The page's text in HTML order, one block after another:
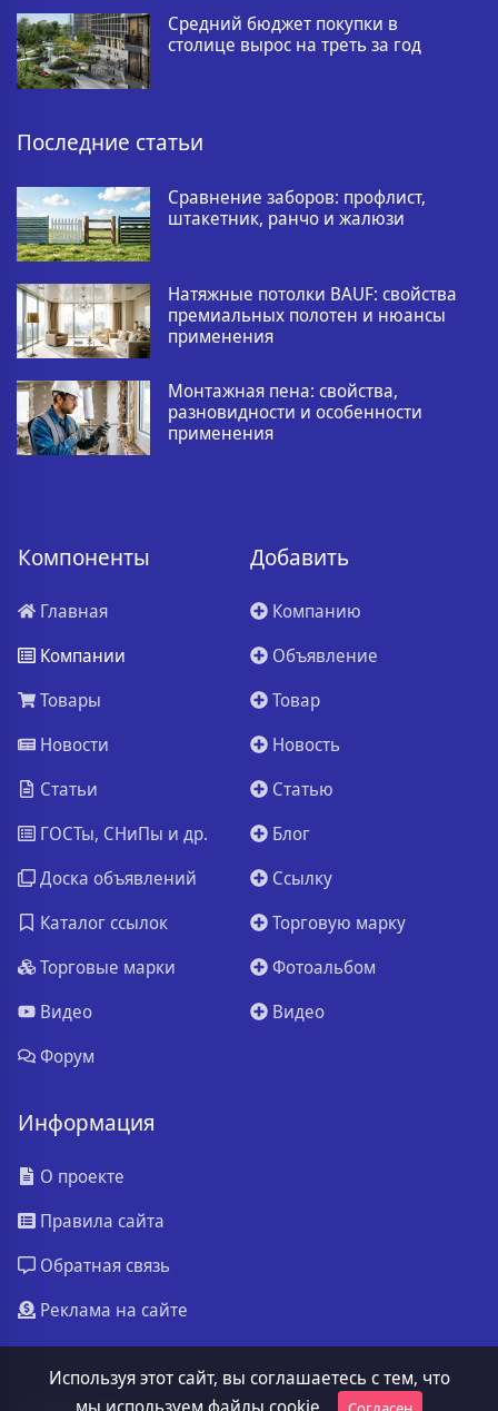
Средний бюджет покупки в
столице вырос на треть за год
Последние статьи
Сравнение заборов: профлист,
штакетник, ранчо и жалюзи
Натяжные потолки BAUF: свойства
премиальных полотен и нюансы
применения
Монтажная пена: свойства,
разновидности и особенности
применения
Компоненты
Главная
Компании
Товары
Новости
Статьи
ГОСТы, СНиПы и др.
Доска объявлений
Каталог ссылок
Торговые марки
Видео
Форум
Добавить
Компанию
Объявление
Товар
Новость
Статью
Блог
Ссылку
Торговую марку
Фотоальбом
Видео
Информация
О проекте
Правила сайта
Обратная связь
Реклама на сайте
Используя этот сайт, вы соглашаетесь с тем, что